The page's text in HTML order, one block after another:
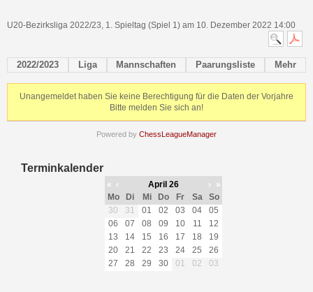
U20-Bezirksliga 2022/23, 1. Spieltag (Spiel 1) am 10. Dezember 2022 14:00
2022/2023 Liga Mannschaften Paarungsliste Mehr
Unangemeldet haben Sie keine Berechtigung für die Daten der Vorjahre
Bitte melden Sie sich an!
Powered by ChessLeagueManager
Terminkalender
« ‹ April 26 ›
»
Mo
Di Mi Do Fr Sa
So
30
31 01 02 03 04
05
06
07 08 09 10 11
12
13
14 15 16 17 18
19
20
21 22 23 24 25
26
27
28 29 30 01 02 03